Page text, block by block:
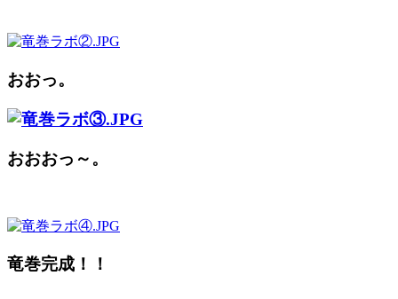
おおっ。
おおおっ～。
竜巻完成！！